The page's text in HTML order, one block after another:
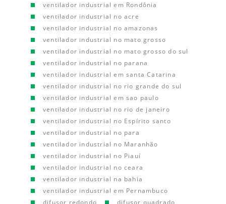
ventilador industrial em Rondônia
ventilador industrial no acre
ventilador industrial no amazonas
ventilador industrial no mato grosso
ventilador industrial no mato grosso do sul
ventilador industrial no parana
ventilador industrial em santa Catarina
ventilador industrial no rio grande do sul
ventilador industrial em sao paulo
ventilador industrial no rio de janeiro
ventilador industrial no Espírito santo
ventilador industrial no para
ventilador industrial no Maranhão
ventilador industrial no Piauí
ventilador industrial no ceara
ventilador industrial na bahia
ventilador industrial em Pernambuco
difusor redondo
difusor quadrado